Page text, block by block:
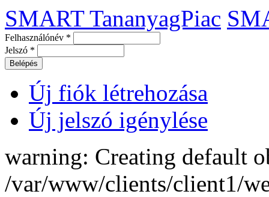
SMART TananyagPiac
Felhasználónév *
Jelszó *
Új fiók létrehozása
Új jelszó igénylése
warning: Creating default
/var/www/clients/client1/